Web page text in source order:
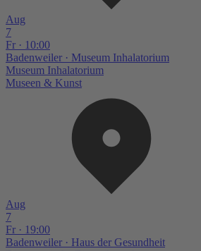
Aug
7
Fr · 10:00
Badenweiler · Museum Inhalatorium
Museum Inhalatorium
Museen & Kunst
Aug
7
Fr · 19:00
Badenweiler · Haus der Gesundheit